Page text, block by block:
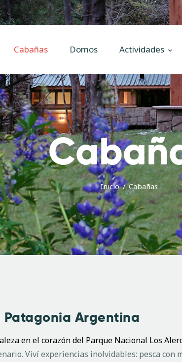
Cabañas Domos Actividades
Inicio Cabañas
Descubrí el corazón del Parque Los Alerces,
Inicio
Actividades
Gastronomía
Precios
Argentina
en el corazón del Parque Nacional Los
Viví experiencias inolvidables: pesca con